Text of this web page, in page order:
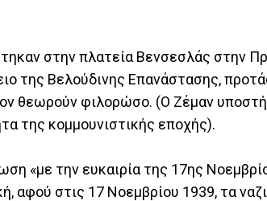
στην πλατεία Βενσεσλάς στην
της Βελούδινης Επανάστασης,
θεωρούν φιλορώσο. (Ο Ζέμαν
της κομμουνιστικής εποχής).
«με την ευκαιρία της 17ης
αφού στις 17 Νοεμβρίου 1939, τα